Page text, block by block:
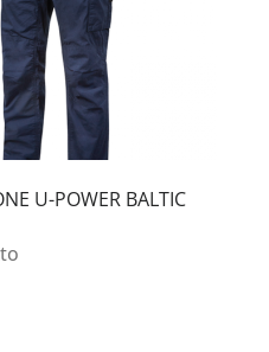
U-POWER BALTIC